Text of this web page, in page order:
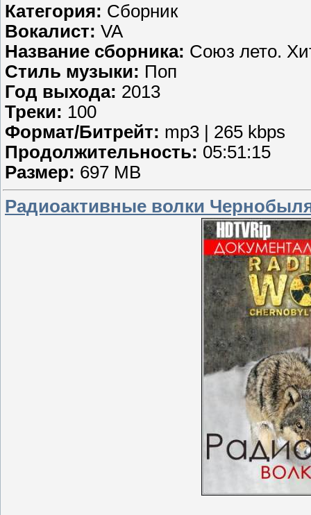
Категория: Сборник
Вокалист: VA
Название сборника: Союз лето.
Стиль музыки: Поп
Год выхода: 2013
Треки: 100
Формат/Битрейт: mp3 | 265 kbps
Продолжительность: 05:51:15
Размер: 697 MB
Радиоактивные волки